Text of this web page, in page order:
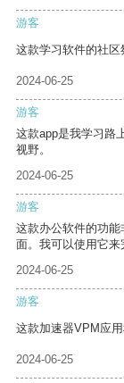
游客
这款学习软件的社区
2024-06-25
游客
这款app是我学习路
视野。
2024-06-25
游客
这款办公软件的功
面。我可以使用它来
2024-06-25
游客
这款加速器VPM应
2024-06-25